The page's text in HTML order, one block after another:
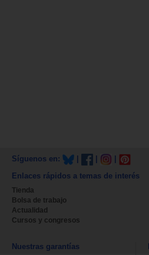
Síguenos en:
Enlaces rápidos a temas de interés
Tienda
Bolsa de trabajo
Actualidad
Cursos y congresos
Nuestras garantías